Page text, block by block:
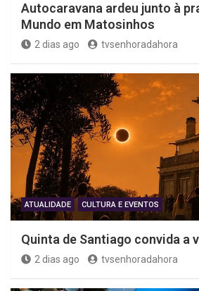
Autocaravana ardeu junto à
Mundo em Matosinhos
2 dias ago tvsenhoradahora
ATUALIDADE CULTURA E EVENTOS
Quinta de Santiago convida a
2 dias ago tvsenhoradahora